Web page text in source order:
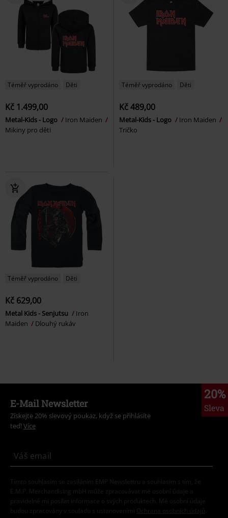
Téměř vyprodáno Děti
Kč 1.499,00
Metal-Kids - Logo
Iron Maiden
Mikiny pro děti
Téměř vyprodáno Děti
Kč 489,00
Metal-Kids - Logo
Iron Maiden
Tričko
Téměř vyprodáno Děti
Kč 629,00
Metal Kids - Senjutsu
Iron
Maiden
Dlouhý rukáv
20%
Sleva
E-Mail Newsletter
Získejte 20% slevový poukaz, když se přihlásíte
teď! Více
Tímto souhlasím se zasíláním EMP Newslettru a souhlasím s tím, že
E.M.P. Merchandising mbH může zpracovávat mé osobní údaje a
pravidelně mi posílat informace o svých produktech. Mé osobní údaje
budou zpracovány v souladu s ustanoveními
Ochrana osobních údajů